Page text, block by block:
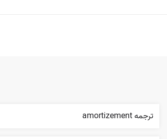
ترجمه amortizement